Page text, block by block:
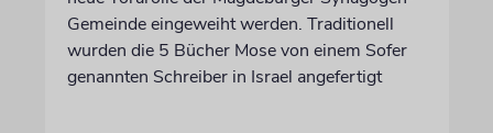
Gemeinde eingeweiht werden. Traditionell
wurden die 5 Bücher Mose von einem Sofer
genannten Schreiber in Israel angefertigt